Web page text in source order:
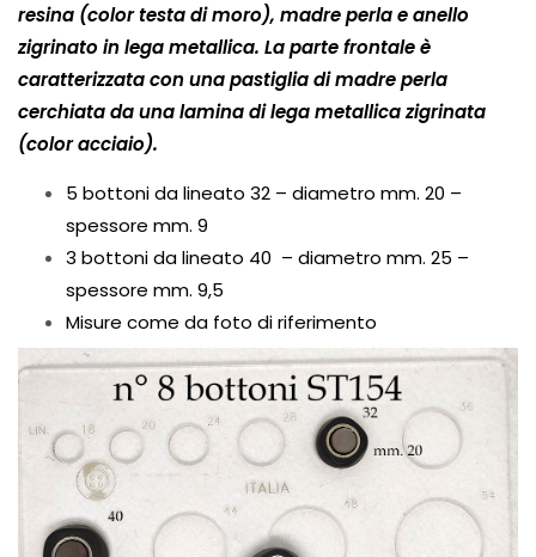
resina (color testa di moro), madre perla e anello
zigrinato in lega metallica. La parte frontale è
caratterizzata con una pastiglia di madre perla
cerchiata da una lamina di lega metallica zigrinata
(color acciaio).
5 bottoni da lineato 32 – diametro mm. 20 –
spessore mm. 9
3 bottoni da lineato 40 – diametro mm. 25 –
spessore mm. 9,5
Misure come da foto di riferimento